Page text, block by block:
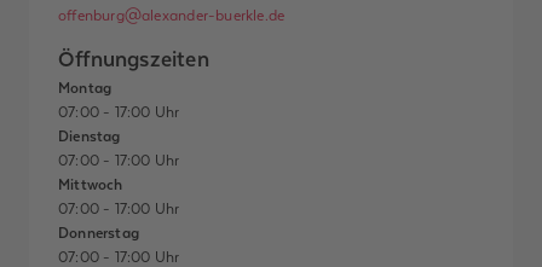
offenburg@alexander-buerkle.de
Öffnungszeiten
Montag
07:00 - 17:00 Uhr
Dienstag
07:00 - 17:00 Uhr
Mittwoch
07:00 - 17:00 Uhr
Donnerstag
07:00 - 17:00 Uhr